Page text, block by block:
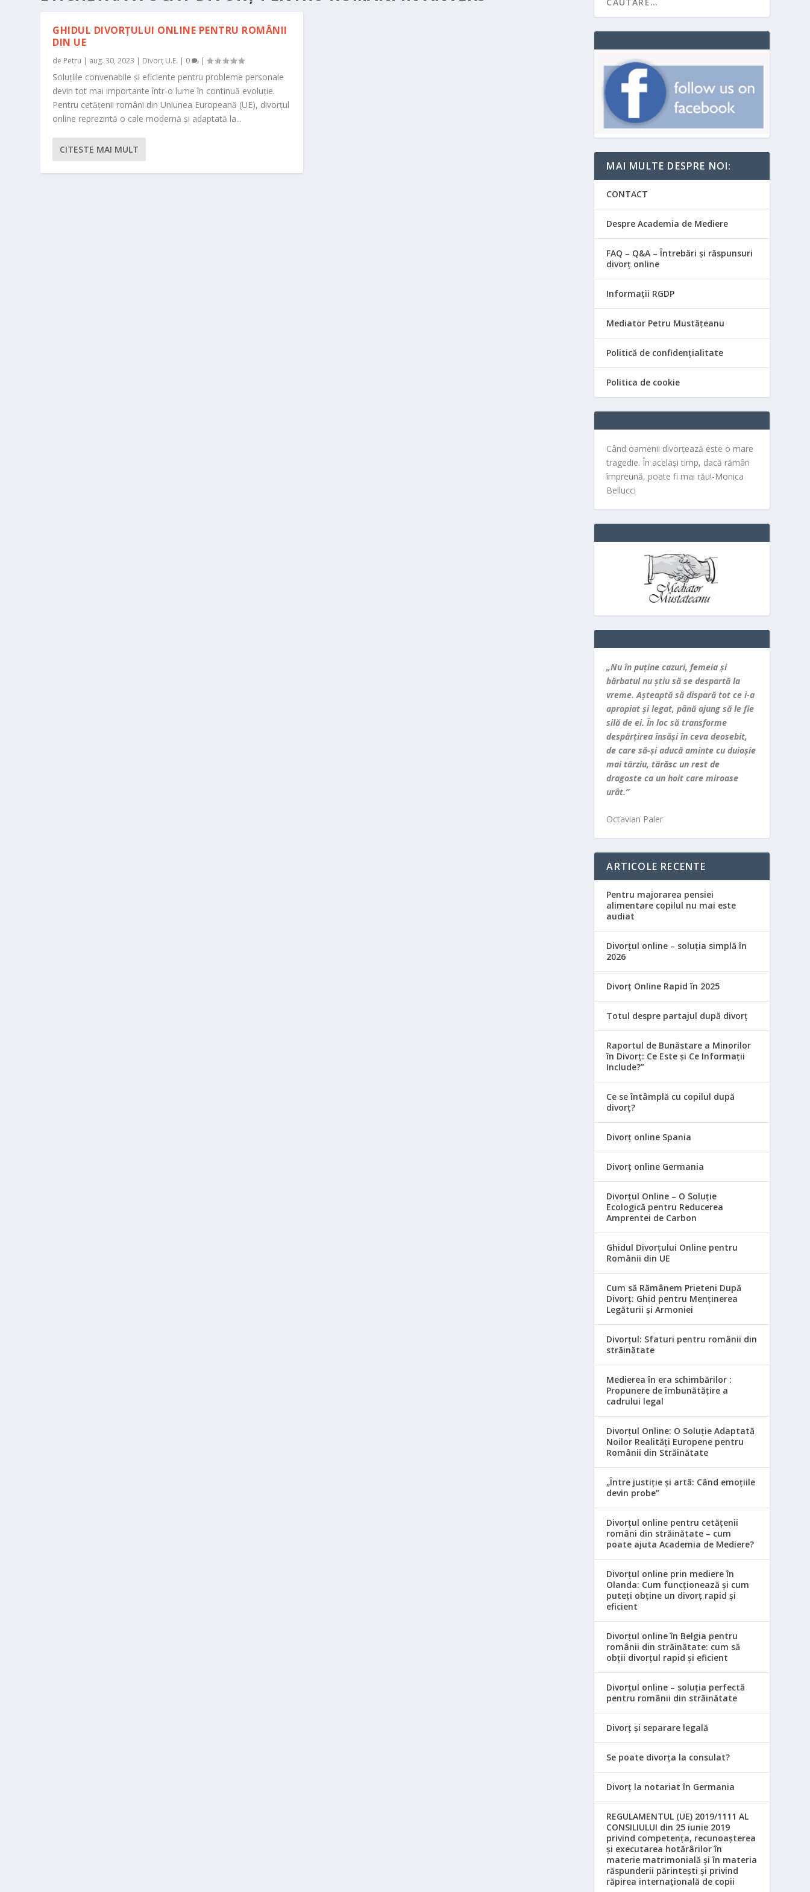
GHIDUL DIVORȚULUI ONLINE PENTRU ROMÂNII
DIN UE
de Petru | aug. 30, 2023 | Divorț U.E. | 0 |
Soluțiile convenabile și eficiente pentru probleme personale
devin tot mai importante într-o lume în continuă evoluție.
Pentru cetățenii români din Uniunea Europeană (UE), divorțul
online reprezintă o cale modernă și adaptată la...
CITESTE MAI MULT
MAI MULTE DESPRE NOI:
CONTACT
Despre Academia de Mediere
FAQ – Q&A – Întrebări și răspunsuri
divorț online
Informații RGDP
Mediator Petru Mustățeanu
Politică de confidențialitate
Politica de cookie
Când oamenii divorțează este o mare
tragedie. În același timp, dacă rămân
împreună, poate fi mai rău!-Monica
Bellucci
„Nu în puţine cazuri, femeia şi
bărbatul nu ştiu să se despartă la
vreme. Aşteaptă să dispară tot ce i-a
apropiat şi legat, până ajung să le fie
silă de ei. În loc să transforme
despărţirea însăşi în ceva deosebit,
de care să-şi aducă aminte cu duioşie
mai târziu, târăsc un rest de
dragoste ca un hoit care miroase
urât.”
Octavian Paler
ARTICOLE RECENTE
Pentru majorarea pensiei
alimentare copilul nu mai este
audiat
Divorțul online – soluția simplă în
2026
Divorț Online Rapid în 2025
Totul despre partajul după divorț
Raportul de Bunăstare a Minorilor
în Divorț: Ce Este și Ce Informații
Include?”
Ce se întâmplă cu copilul după
divorț?
Divorț online Spania
Divorț online Germania
Divorțul Online – O Soluție
Ecologică pentru Reducerea
Amprentei de Carbon
Ghidul Divorțului Online pentru
Românii din UE
Cum să Rămânem Prieteni După
Divorț: Ghid pentru Menținerea
Legăturii și Armoniei
Divorțul: Sfaturi pentru românii din
străinătate
Medierea în era schimbărilor :
Propunere de îmbunătățire a
cadrului legal
Divorțul Online: O Soluție Adaptată
Noilor Realități Europene pentru
Românii din Străinătate
„Între justiție și artă: Când emoțiile
devin probe”
Divorțul online pentru cetățenii
români din străinătate – cum
poate ajuta Academia de Mediere?
Divorțul online prin mediere în
Olanda: Cum funcționează și cum
puteți obține un divorț rapid și
eficient
Divorțul online în Belgia pentru
românii din străinătate: cum să
obții divorțul rapid și eficient
Divorțul online – soluția perfectă
pentru românii din străinătate
Divorț și separare legală
Se poate divorța la consulat?
Divorț la notariat în Germania
REGULAMENTUL (UE) 2019/1111 AL
CONSILIULUI din 25 iunie 2019
privind competența, recunoașterea
și executarea hotărârilor în
materie matrimonială și în materia
răspunderii părintești și privind
răpirea internațională de copii